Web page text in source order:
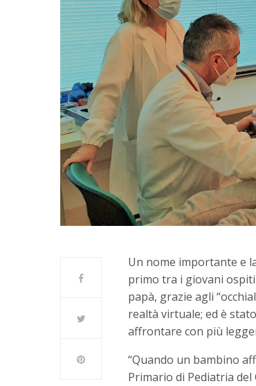
Un nome importante e
primo tra i giovani
papà, grazie agli
realtà virtuale; ed è
affrontare con più
“Quando un bambino
Primario di Pediatria